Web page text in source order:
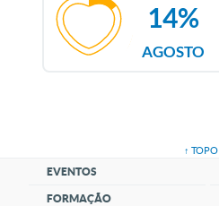
AGOSTO
14%
↑ TOPO
EVENTOS
FORMAÇÃO